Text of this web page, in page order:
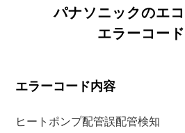
パナソニックのエ
エラーコー
エラーコード内容
ヒートポンプ配管誤配管検知